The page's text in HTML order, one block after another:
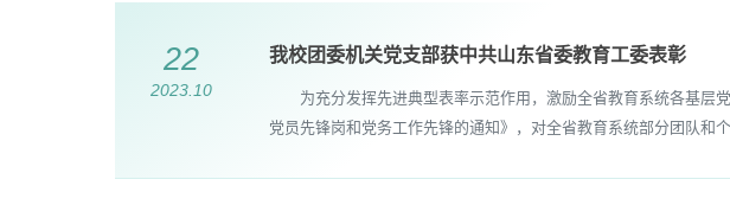
22
2023.10
我校团委机关党支部获中共山东省委教育工委表彰
为充分发挥先进典型表率示范作用，激励全省教育系统各基层
党员先锋岗和党务工作先锋的通知》，对全省教育系统部分团队和